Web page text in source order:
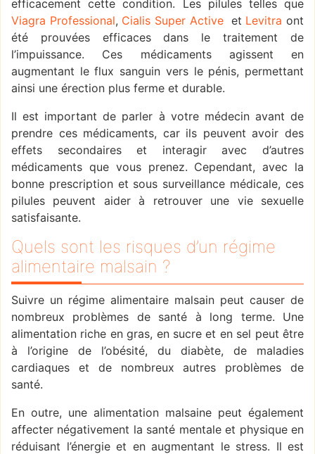
efficacement cette condition. Les pilules telles que
Viagra Professional, Cialis Super Activeet Levitra ont
été prouvées efficaces dans le traitement de
l’impuissance. Ces médicaments agissent en
augmentant le flux sanguin vers le pénis, permettant
ainsi une érection plus ferme et durable.
Il est important de parler à votre médecin avant de
prendre ces médicaments, car ils peuvent avoir des
effets secondaires et interagir avec d’autres
médicaments que vous prenez. Cependant, avec la
bonne prescription et sous surveillance médicale, ces
pilules peuvent aider à retrouver une vie sexuelle
satisfaisante.
Quels sont les risques d’un régime
alimentaire malsain ?
Suivre un régime alimentaire malsain peut causer de
nombreux problèmes de santé à long terme. Une
alimentation riche en gras, en sucre et en sel peut être
à l’origine de l’obésité, du diabète, de maladies
cardiaques et de nombreux autres problèmes de
santé.
En outre, une alimentation malsaine peut également
affecter négativement la santé mentale et physique en
réduisant l’énergie et en augmentant le stress. Il est